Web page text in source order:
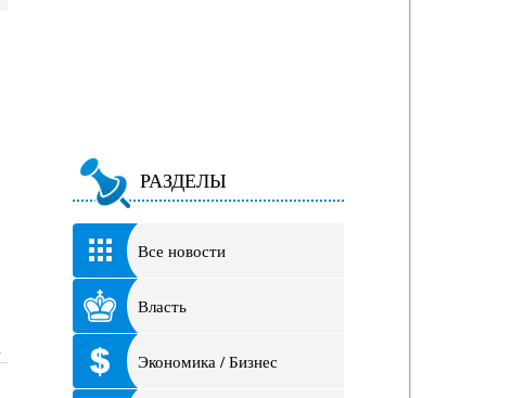
РАЗДЕЛЫ
Все новости
Власть
Экономика / Бизнес